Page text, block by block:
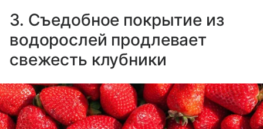
3. Съедобное покрытие из
водорослей продлевает
свежесть клубники